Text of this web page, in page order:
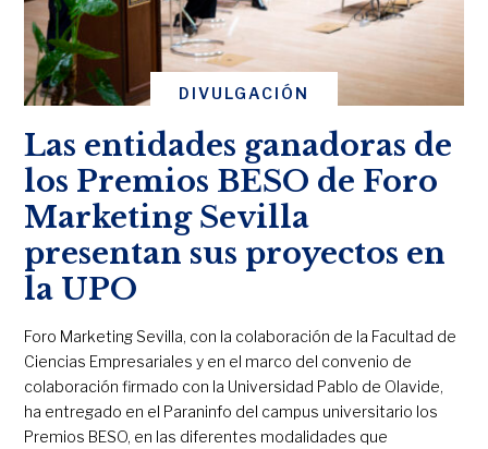
DIVULGACIÓN
Las entidades ganadoras de
los Premios BESO de Foro
Marketing Sevilla
presentan sus proyectos en
la UPO
Foro Marketing Sevilla, con la colaboración de la Facultad de
Ciencias Empresariales y en el marco del convenio de
colaboración firmado con la Universidad Pablo de Olavide,
ha entregado en el Paraninfo del campus universitario los
Premios BESO, en las diferentes modalidades que